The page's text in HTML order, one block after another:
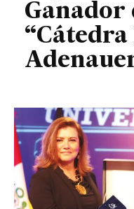
Ganador